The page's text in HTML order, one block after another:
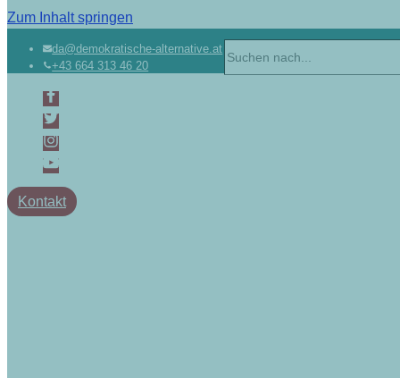
Zum Inhalt springen
da@demokratische-alternative.at
+43 664 313 46 20
nach …
Kontakt